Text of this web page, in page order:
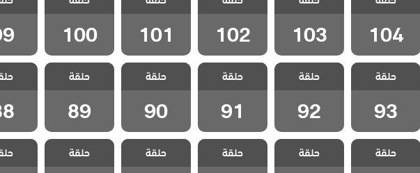
104
104
103
103
102
102
101
101
100
100
مسلسل مد وجزر
2 مدبلج الحلقة
93
حلقة
93
مسلسل مد وجزر
2 مدبلج الحلقة
92
حلقة
92
مسلسل مد وجزر
2 مدبلج الحلقة
91
حلقة
91
مسلسل مد وجزر
2 مدبلج الحلقة
90
حلقة
90
مسلسل مد وجزر
2 مدبلج الحلقة
89
حلقة
89
مسلسل
2
مسلسل مد وجزر
2 مدبلج الحلقة
حلقة
مسلسل مد وجزر
2 مدبلج الحلقة
حلقة
مسلسل مد وجزر
2 مدبلج الحلقة
حلقة
مسلسل مد وجزر
2 مدبلج الحلقة
حلقة
مسلسل مد وجزر
2 مدبلج الحلقة
حلقة
مسلسل
2